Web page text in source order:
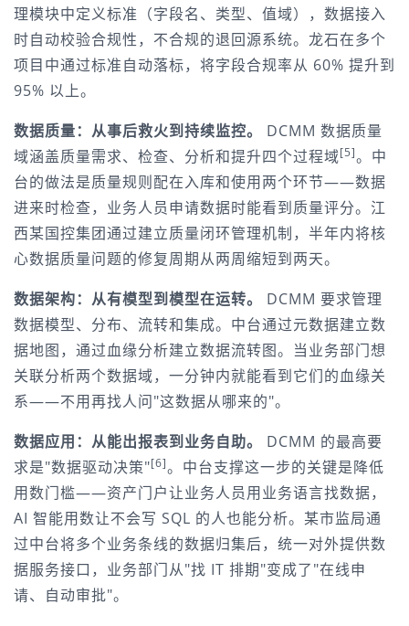
理模块中定义标准（字段名、类型、值域），数据接入
时自动校验合规性，不合规的退回源系统。龙石在多个
项目中通过标准自动落标，将字段合规率从 60% 提升到
95% 以上。
数据质量：从事后救火到持续监控。
DCMM 数据质量
域涵盖质量需求、检查、分析和提升四个过程域[5]。中
台的做法是质量规则配在入库和使用两个环节——数据
进来时检查，业务人员申请数据时能看到质量评分。江
西某国控集团通过建立质量闭环管理机制，半年内将核
心数据质量问题的修复周期从两周缩短到两天。
数据架构：从有模型到模型在运转。
DCMM 要求管理
数据模型、分布、流转和集成。中台通过元数据建立数
据地图，通过血缘分析建立数据流转图。当业务部门想
关联分析两个数据域，一分钟内就能看到它们的血缘关
系——不用再找人问"这数据从哪来的"。
数据应用：从能出报表到业务自助。
DCMM 的最高要
求是"数据驱动决策"[6]。中台支撑这一步的关键是降低
用数门槛——资产门户让业务人员用业务语言找数据，
AI 智能用数让不会写 SQL 的人也能分析。某市监局通
过中台将多个业务条线的数据归集后，统一对外提供数
据服务接口，业务部门从"找 IT 排期"变成了"在线申
请、自动审批"。